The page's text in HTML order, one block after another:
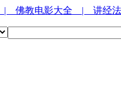
| 佛教电影大全 | 讲经